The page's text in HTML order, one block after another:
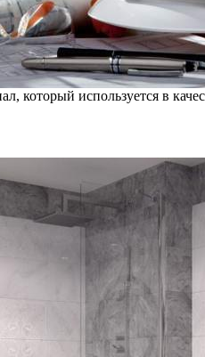
который используется в